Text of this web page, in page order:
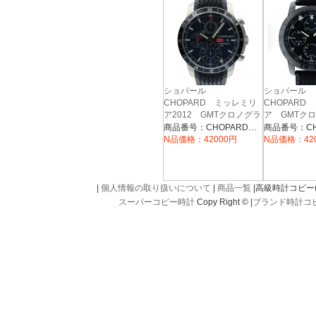
ショパール
CHOPARD ミッレミリ
ア2012 GMTクロノグラ
フ 168550-3001
商品番号：CHOPARD007
N品価格：42000円
ショパール
CHOPARD
ア GMTク
ドブラック
3023
N品価格：
個人情報の取り扱いについて 商品一覧 |高級時計コピ
スーパーコピー時計Copy Right © | ブランド時計コ